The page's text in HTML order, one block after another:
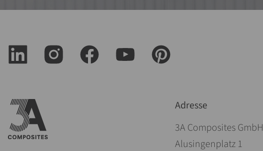
Adresse
3A Composites GmbH
Alusingenplatz 1